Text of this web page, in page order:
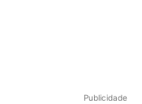
Publicidade